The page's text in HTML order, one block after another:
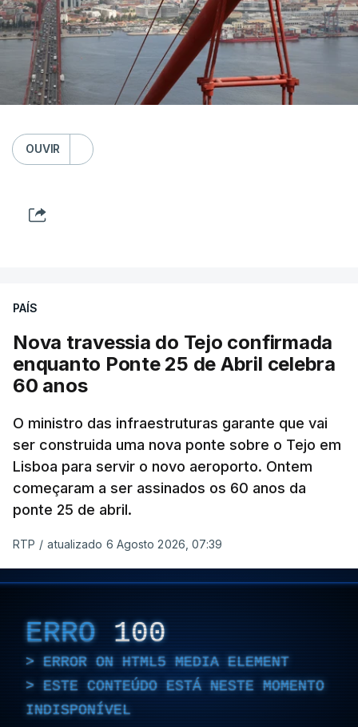
OUVIR
PAÍS
Nova travessia do Tejo confirmada
enquanto Ponte 25 de Abril celebra
60 anos
O ministro das infraestruturas garante que vai
ser construida uma nova ponte sobre o Tejo em
Lisboa para servir o novo aeroporto. Ontem
começaram a ser assinados os 60 anos da
ponte 25 de abril.
RTP / atualizado 6 Agosto 2026, 07:39
ERRO 100
ERROR ON HTML5 MEDIA ELEMENT
ESTE CONTEÚDO ESTÁ NESTE MOMENTO
INDISPONÍVEL